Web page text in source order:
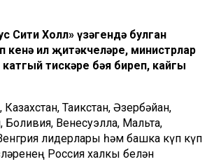
Сити Холл» үзәгендә булган
кенә ил җитәкчеләре, министрлар
тискәре бәя биреп, кайгы
Таҗикстан, Әзербәйҗан,
Боливия, Венесуэлла, Мальта,
лидерлары һәм башка күп күп
Россия халкы белән